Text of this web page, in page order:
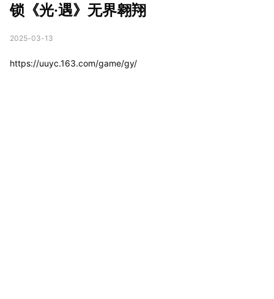
锁《光·遇》无界翱翔
2025-03-13
https://uuyc.163.com/game/gy/